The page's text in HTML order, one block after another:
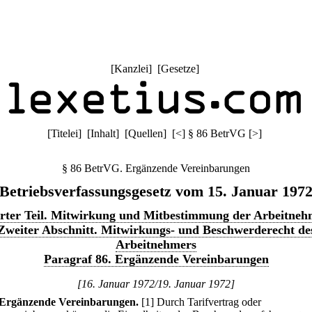
[Kanzlei] [Gesetze]
[Titelei] [Inhalt] [Quellen] [<] § 86 BetrVG [>]
§ 86 BetrVG. Ergänzende Vereinbarungen
Betriebsverfassungsgesetz vom 15. Januar 1972
Teil. Mitwirkung und Mitbestimmung der
Abschnitt. Mitwirkungs- und Beschwerderecht
Arbeitnehmers
Paragraf 86. Ergänzende Vereinbarungen
[16. Januar 1972/19. Januar 1972]
Vereinbarungen. [1] Durch Tarifvertrag oder